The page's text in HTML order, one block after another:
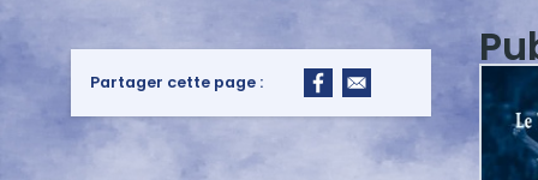
Partager cette page :